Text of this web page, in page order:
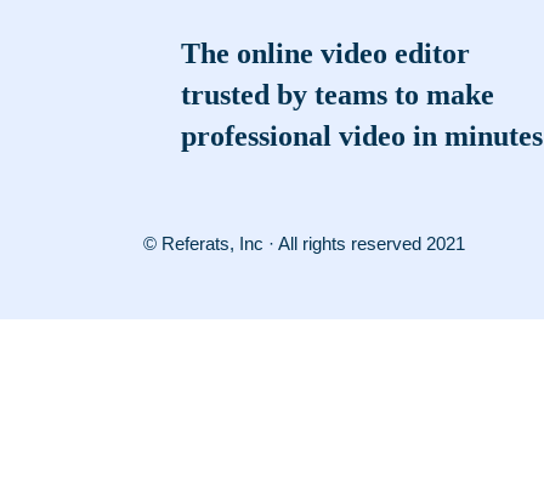
The online video editor
trusted by teams to make
professional video in minutes
© Referats, Inc · All rights reserved 2021